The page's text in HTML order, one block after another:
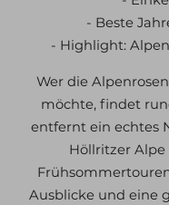
- Beste
- Highlight:
Wer die
möchte, findet
entfernt ein echtes
Höllritzer
Ausblicke und eine